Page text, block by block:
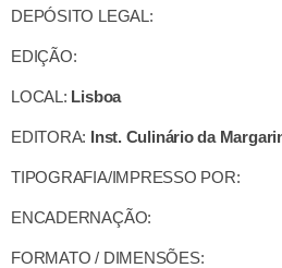
DEPÓSITO LEGAL:
EDIÇÃO:
LOCAL: Lisboa
EDITORA: Inst. Culinário da
TIPOGRAFIA/IMPRESSO POR:
ENCADERNAÇÃO:
FORMATO / DIMENSÕES: